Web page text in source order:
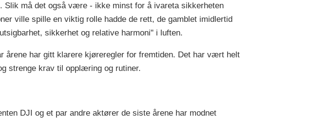
Slik må det også være - ikke minst for å ivareta sikkerheten
ville spille en viktig rolle hadde de rett, de gamblet imidlertid
sikkerhet og relative harmoni" i luften.
årene har gitt klarere kjøreregler for fremtiden. Det har vært helt
strenge krav til opplæring og rutiner.
DJI og et par andre aktører de siste årene har modnet